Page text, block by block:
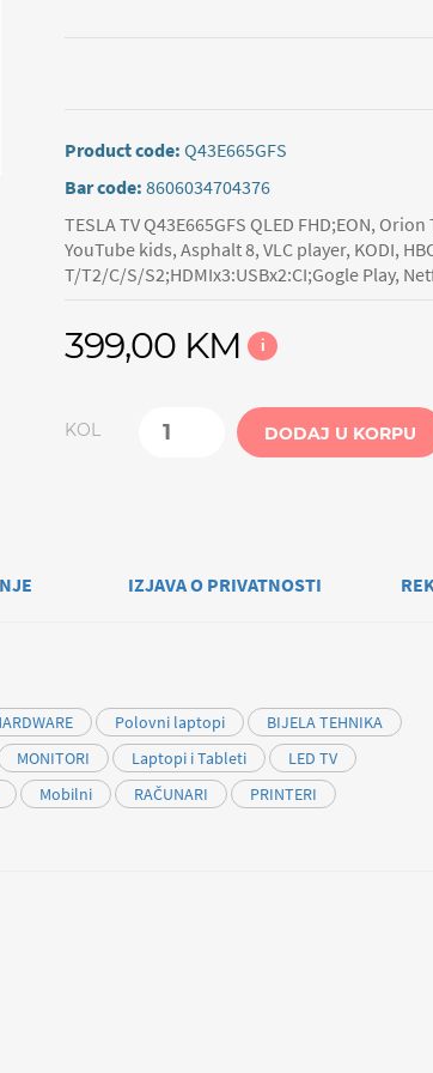
Product code:Q43E665GFS
Bar code:8606034704376
TESLA TV Q43E665GFS QLED FHD;EON,
YouTube kids, Asphalt 8, VLC player, KODI,
T/T2/C/S/S2;HDMIx3:USBx2:CI;Gogle Play,
399,00 KM i
KOL DODAJ U KORPU
IZJAVA O PRIVATNOSTI
Polovni laptopi
BIJELA TEHNIKA
MONITORI Laptopi i Tableti
LED TV
Mobilni RAČUNARI PRINTERI